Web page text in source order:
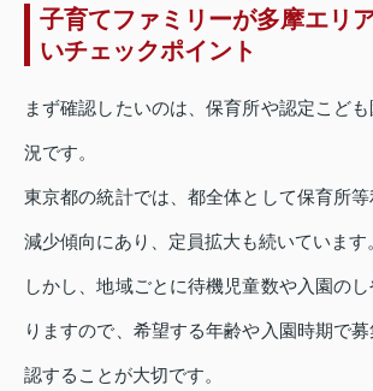
子育てファミリーが多摩エリ
いチェックポイント
まず確認したいのは、保育所や認定こど
況です。
東京都の統計では、都全体として保育所
減少傾向にあり、定員拡大も続いています
しかし、地域ごとに待機児童数や入園の
りますので、希望する年齢や入園時期で
認することが大切です。